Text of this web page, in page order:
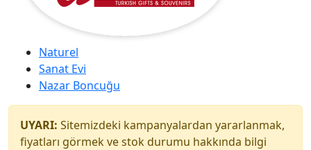
Naturel
Sanat Evi
Nazar Boncuğu
UYARI: Sitemizdeki kampanyalardan yararlanmak,
fiyatları görmek ve stok durumu hakkında bilgi